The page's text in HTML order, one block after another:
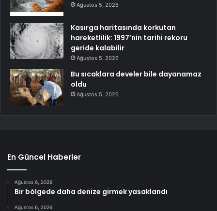
Ağustos 5, 2026
Kasırga haritasında korkutan
hareketlilik: 1997’nin tarihi rekoru
geride kalabilir
Ağustos 5, 2026
Bu sıcaklara develer bile dayanamaz
oldu
Ağustos 5, 2026
En Güncel Haberler
Ağustos 6, 2026
Bir bölgede daha denize girmek yasaklandı
Ağustos 6, 2026